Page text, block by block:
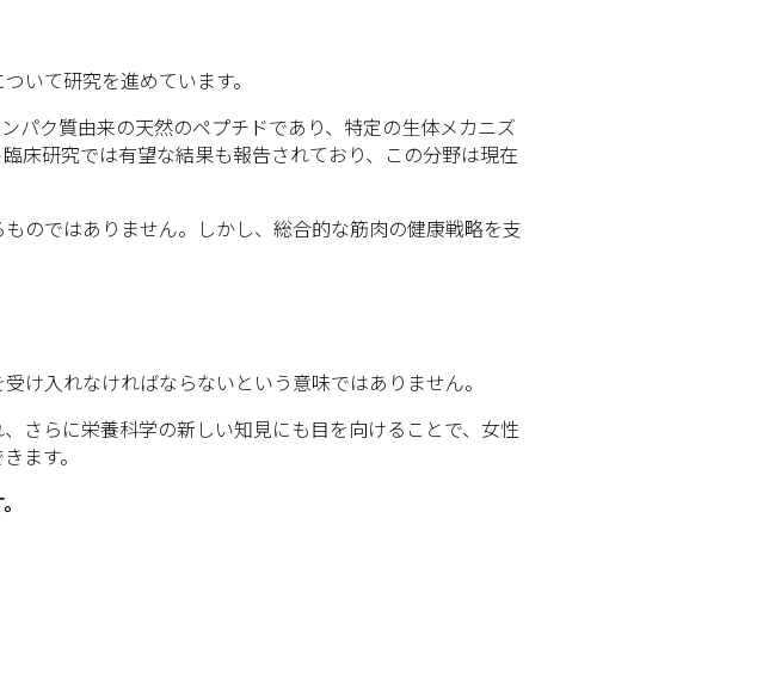
いて研究を進めています。
パク質由来の天然のペプチドであり、特定の生体メカニズ
床研究では有望な結果も報告されており、この分野は現在
のではありません。しかし、総合的な筋肉の健康戦略を支
け入れなければならないという意味ではありません。
さらに栄養科学の新しい知見にも目を向けることで、女性
ます。